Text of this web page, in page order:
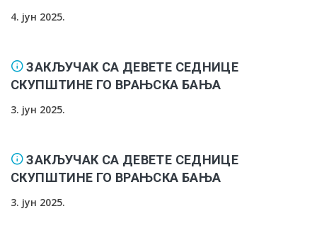
4. јун 2025.
ЗАКЉУЧАК СА ДЕВЕТЕ СЕДНИЦЕ
СКУПШТИНЕ ГО ВРАЊСКА БАЊА
3. јун 2025.
ЗАКЉУЧАК СА ДЕВЕТЕ СЕДНИЦЕ
СКУПШТИНЕ ГО ВРАЊСКА БАЊА
3. јун 2025.